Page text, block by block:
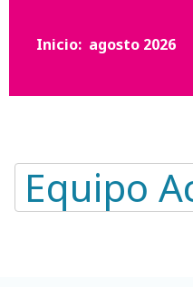
Inicio: agosto 2026
Equipo